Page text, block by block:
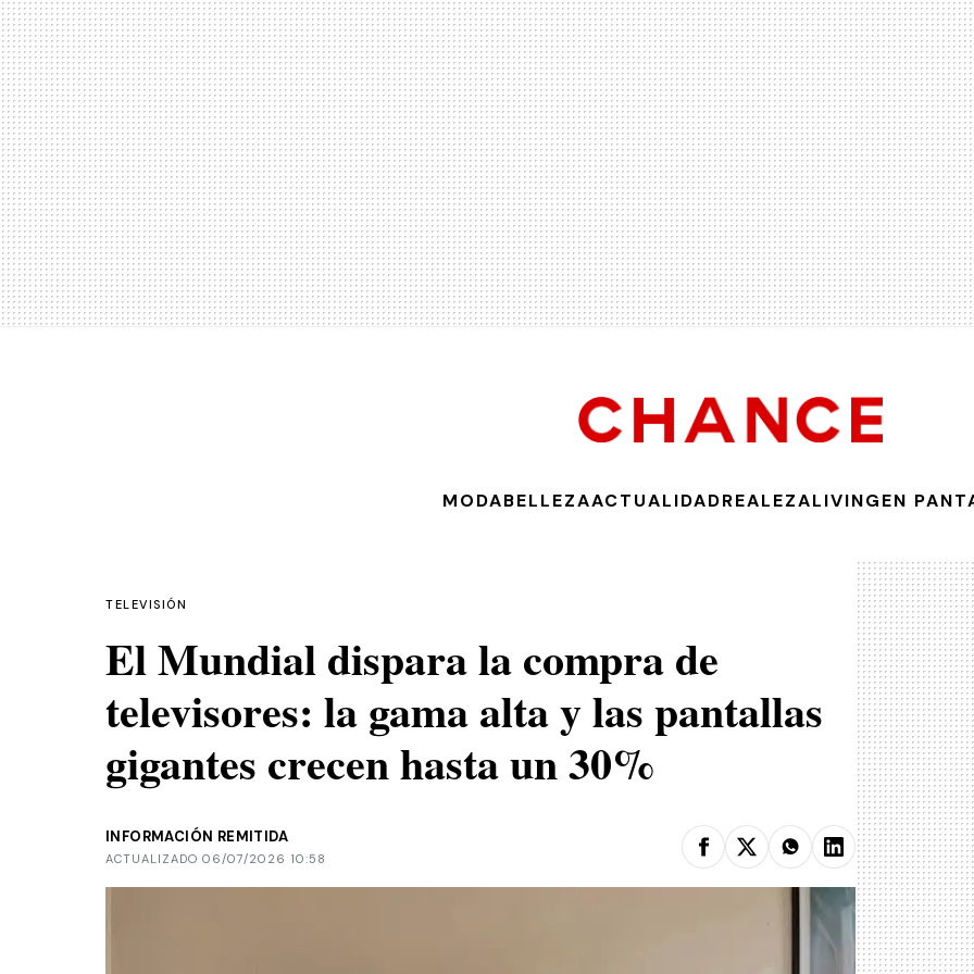
MODABELLEZAACTUALIDADREALEZALIVINGEN
TELEVISIÓN
El Mundial dispara la compra de
televisores: la gama alta y las pantallas
gigantes crecen hasta un 30%
INFORMACIÓN REMITIDA
ACTUALIZADO 06/07/2026 10:58